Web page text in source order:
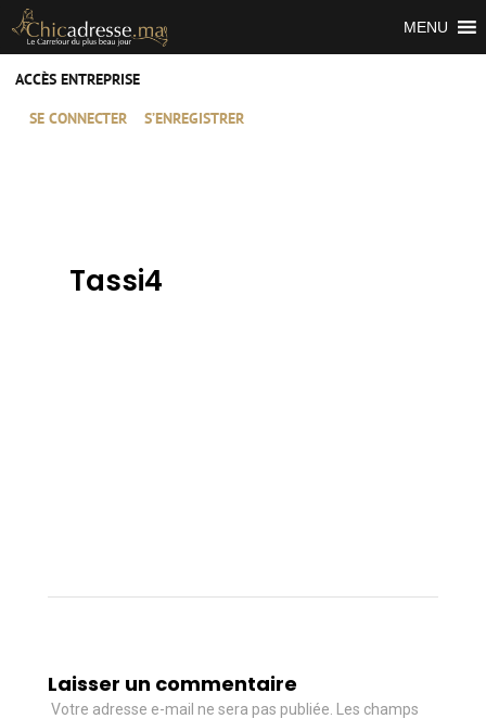
ACCÈS ENTREPRISE
S’ENREGISTRER
SE CONNECTER
MENU
Tassi4
Laisser un commentaire
Votre adresse e-mail ne sera pas publiée.
Les champs